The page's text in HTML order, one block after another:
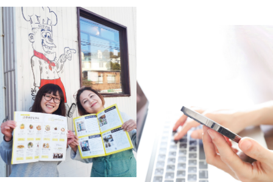
2023.01.13
弊社顧問税理士小関先生ラジオご出演